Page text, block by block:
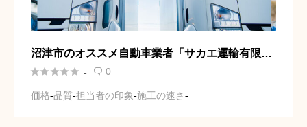
沼津市のオススメ自動車業者「サカエ運輸有限会
社」の口コミや施工事例、料金目安をご紹介
 -  0
価格-品質-担当者の印象-施工の速さ-